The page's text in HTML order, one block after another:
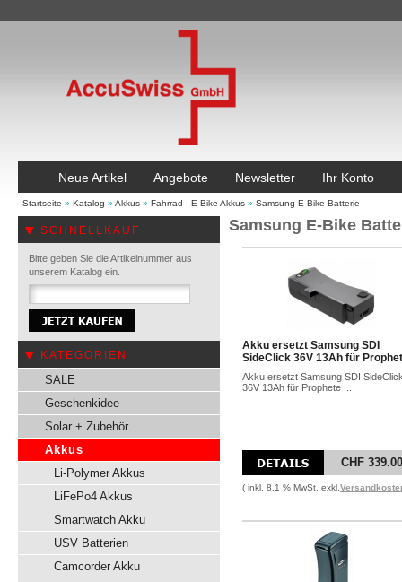
Neue Artikel Angebote Newsletter Ihr Konto
Startseite » Katalog » Akkus » Fahrrad - E-Bike Akkus » Samsung E-Bike Batterie
SCHNELLKAUF
Bitte geben Sie die Artikelnummer aus
unserem Katalog ein.
KATEGORIEN
SALE
Geschenkidee
Solar + Zubehör
Akkus
Li-Polymer Akkus
LiFePo4 Akkus
Smartwatch Akku
USV Batterien
Camcorder Akku
Samsung E-Bike
Akku ersetzt Samsung SDI
SideClick 36V 13Ah für
Akku ersetzt Samsung SDI
36V 13Ah für Prophete ...
CHF 339.00
( inkl. 8.1 % MwSt. exkl.